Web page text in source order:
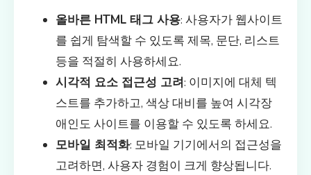
올바른 HTML 태그 사용: 사용자가 웹사이트
를 쉽게 탐색할 수 있도록 제목, 문단, 리스트
등을 적절히 사용하세요.
시각적 요소 접근성 고려: 이미지에 대체 텍
스트를 추가하고, 색상 대비를 높여 시각장
애인도 사이트를 이용할 수 있도록 하세요.
모바일 최적화: 모바일 기기에서의 접근성을
고려하면, 사용자 경험이 크게 향상됩니다.